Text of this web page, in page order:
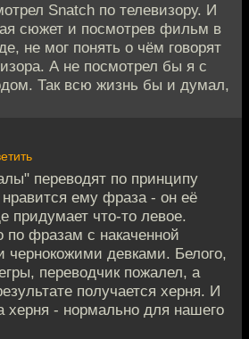
Snatch по телевизору. И
сюжет и посмотрев фильм в
не мог понять о чём говорят
А не посмотрел бы я с
Так всю жизнь бы и думал,
переводят по принципу
ему фраза - он её
придумает что-то левое.
по фразам с накаченной
чернокожими девками. Белого,
переводчик пожалел, а
получается херня. И
херня - нормально для нашего